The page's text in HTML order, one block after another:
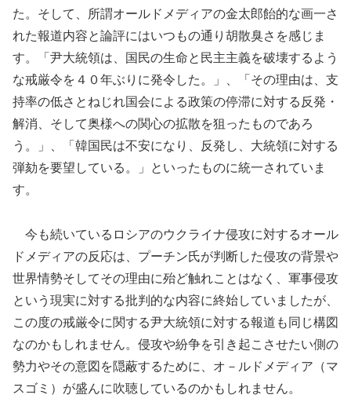
た。そして、所謂オールドメディアの金太郎飴的な画一さ
れた報道内容と論評にはいつもの通り胡散臭さを感じま
す。「尹大統領は、国民の生命と民主主義を破壊するよう
な戒厳令を４０年ぶりに発令した。」、「その理由は、支
持率の低さとねじれ国会による政策の停滞に対する反発・
解消、そして奥様への関心の拡散を狙ったものであろ
う。」、「韓国民は不安になり、反発し、大統領に対する
弾劾を要望している。」といったものに統一されていま
す。
今も続いているロシアのウクライナ侵攻に対するオール
ドメディアの反応は、プーチン氏が判断した侵攻の背景や
世界情勢そしてその理由に殆ど触れことはなく、軍事侵攻
という現実に対する批判的な内容に終始していましたが、
この度の戒厳令に関する尹大統領に対する報道も同じ構図
なのかもしれません。侵攻や紛争を引き起こさせたい側の
勢力やその意図を隠蔽するために、オ－ルドメディア（マ
スゴミ）が盛んに吹聴しているのかもしれません。